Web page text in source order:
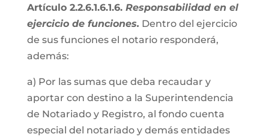
Artículo 2.2.6.1.6.1.6. Responsabilidad en el
ejercicio de funciones. Dentro del ejercicio
de sus funciones el notario responderá,
además:
a) Por las sumas que deba recaudar y
aportar con destino a la Superintendencia
de Notariado y Registro, al fondo cuenta
especial del notariado y demás entidades